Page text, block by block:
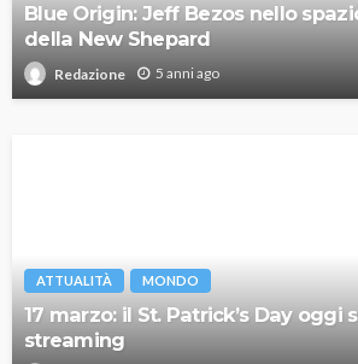
Blue Origin: Jeff Bezos nello
della New Shepard
Redazione 5 anni ago
ATTUALITÀ MONDO
17 marzo: il St. Patrick’s Day oggi
streaming